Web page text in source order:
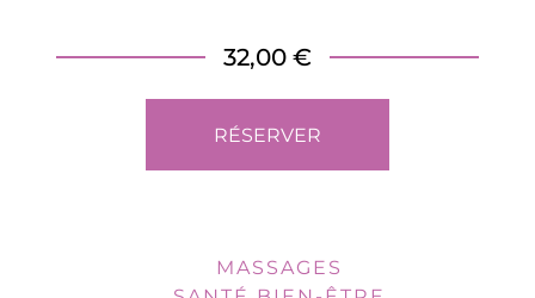
RÉSERVER
32,00 €
MASSAGES